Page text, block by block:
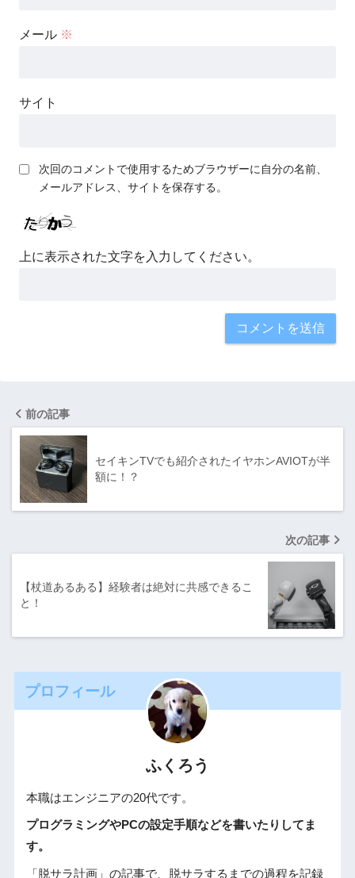
メール ※
サイト
次回のコメントで使用するためブラウザーに自分の名前、
メールアドレス、サイトを保存する。
上に表示された文字を入力してください。
前の記事
セイキンTVでも紹介されたイヤホンAVIOTが半
額に！？
次の記事
【杖道あるある】経験者は絶対に共感できるこ
と！
プロフィール
ふくろう
本職はエンジニアの20代です。
プログラミングやPCの設定手順などを書いたりしてま
す。
「脱サラ計画」の記事で、脱サラするまでの過程を記録